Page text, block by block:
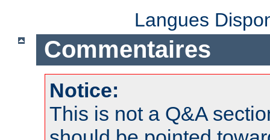
Langues
Commentaires
Notice:
This is not a Q&A